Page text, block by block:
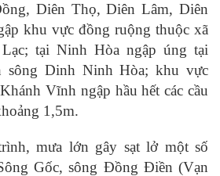
Diên Thọ, Diên Lâm, Diên
khu vực đồng ruộng thuộc xã
tại Ninh Hòa ngập úng tại
sông Dinh Ninh Hòa; khu vực
Vĩnh ngập hầu hết các cầu
1,5m.
mưa lớn gây sạt lở một số
Gốc, sông Đồng Điền (Vạn